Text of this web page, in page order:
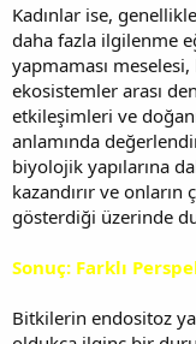
Kadınlar ise,
daha fazla ilgilenme
yapmaması meselesi,
ekosistemler arası
etkileşimleri ve
anlamında
biyolojik yapılarına
kazandırır ve
gösterdiği üzerinde
Sonuç: Farklı
Bitkilerin endositoz